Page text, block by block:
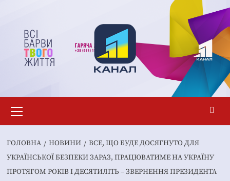
вмісту
меню
ГОЛОВНА НОВИНИ
ВСЕ, ЩО БУДЕ ДОСЯГНУТО ДЛЯ
УКРАЇНСЬКОЇ БЕЗПЕКИ ЗАРАЗ, ПРАЦЮВАТИМЕ НА УКРАЇНУ
ПРОТЯГОМ РОКІВ І ДЕСЯТИЛІТЬ – ЗВЕРНЕННЯ ПРЕЗИДЕНТА